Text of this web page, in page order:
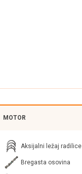
MOTOR
Aksijalni ležaj radilice
Bregasta osovina